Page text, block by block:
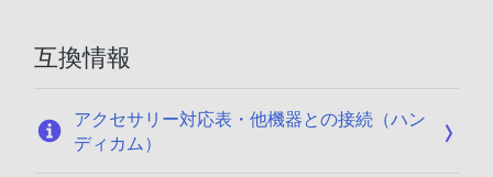
互換情報
アクセサリー対応表・他機器との接続（ハン
ディカム）